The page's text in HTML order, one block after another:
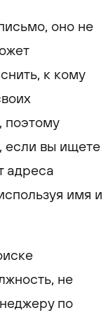
оно не
к кому
поэтому
если вы ищете
адреса
имя и
не
по